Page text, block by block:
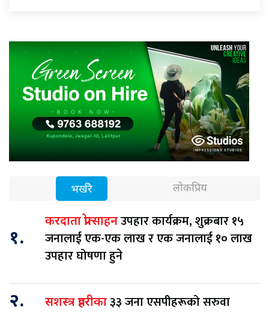
भर्खरै लोकप्रिय
१.
करदाता प्रोत्साहनउपहार कार्यक्रम, शुक्रबार १५
जनालाई एक-एक लाख र एक जनालाई १० लाख
उपहार घोषणा हुने
२. सशस्त्र प्रहरीका३३ जना एसपीहरूको सरुवा